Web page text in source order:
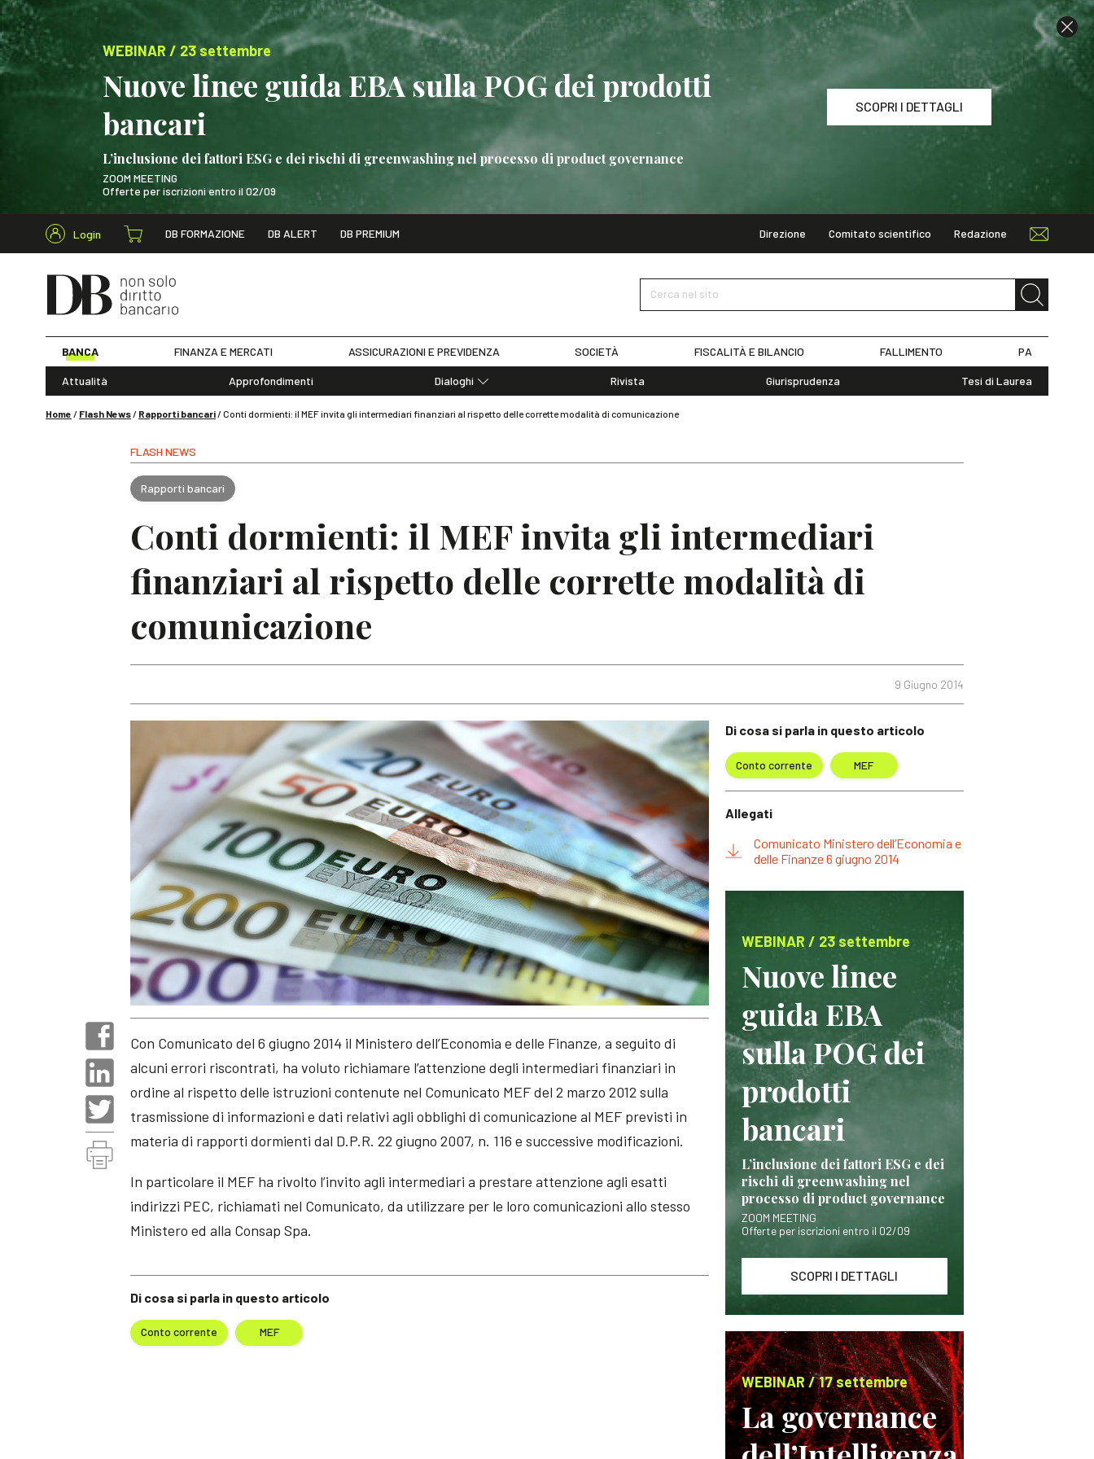
WEBINAR / 23 settembre
Nuove linee guida EBA sulla POG dei prodotti
bancari
L’inclusione dei fattori ESG e dei rischi di greenwashing nel processo di product governance
ZOOM MEETING
Offerte per iscrizioni entro il 02/09
SCOPRI I DETTAGLI
WEBINAR / 23 settembre Nuove linee guida EBA sulla POG dei prodotti bancari SCOPRI I DETTAGLI
Login DB FORMAZIONE DB ALERT DB PREMIUM Direzione Comitato scientifico Redazione
Cerca nel sito
Cerca nel sito
BANCA FINANZA E MERCATI ASSICURAZIONI E PREVIDENZA SOCIETÀ FISCALITÀ E BILANCIO FALLIMENTO PA
Attualità Approfondimenti
Dialoghi
Rivista Giurisprudenza Tesi di Laurea
Home / Flash News/ Rapporti bancari/Conti dormienti: il MEF invita gli intermediari finanziari al rispetto delle corrette modalità di comunicazione
FLASH NEWS
Rapporti bancari
Conti dormienti: il MEF invita gli intermediari
finanziari al rispetto delle corrette modalità di
comunicazione
9 Giugno 2014
Di cosa si parla in questo articolo
Conto corrente MEF
Con Comunicato del 6 giugno 2014 il Ministero dell’Economia e delle Finanze, a seguito di
alcuni errori riscontrati, ha voluto richiamare l’attenzione degli intermediari finanziari in
ordine al rispetto delle istruzioni contenute nel Comunicato MEF del 2 marzo 2012 sulla
trasmissione di informazioni e dati relativi agli obblighi di comunicazione al MEF previsti in
materia di rapporti dormienti dal D.P.R. 22 giugno 2007, n. 116 e successive modificazioni.
In particolare il MEF ha rivolto l’invito agli intermediari a prestare attenzione agli esatti
indirizzi PEC, richiamati nel Comunicato, da utilizzare per le loro comunicazioni allo stesso
Ministero ed alla Consap Spa.
Di cosa si parla in questo articolo
Conto corrente MEF
Allegati
Comunicato Ministero dell’Economia e
delle Finanze 6 giugno 2014
WEBINAR / 23 settembre
Nuove linee
guida EBA
sulla POG dei
prodotti
bancari
L’inclusione dei fattori ESG e dei
rischi di greenwashing nel
processo di product governance
ZOOM MEETING
Offerte per iscrizioni entro il 02/09
SCOPRI I DETTAGLI
WEBINAR / 17 settembre
La governance